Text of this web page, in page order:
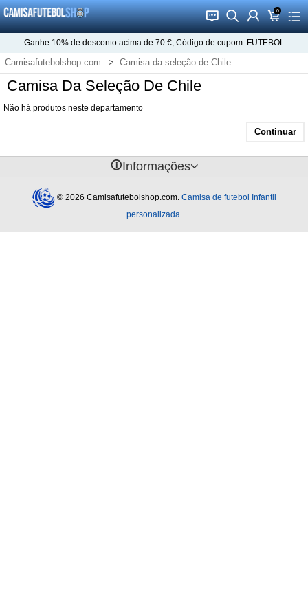
󰂱 󰂨 󰃳 0
󰃦 󰃖
Ganhe 10%de desconto acima de 70 €, Código de cupom: FUTEBOL
Camisafutebolshop.com Camisa da seleção de Chile
Camisa Da Seleção De Chile
Não há produtos neste departamento
Continuar
󰈢Informações
© 2026 Camisafutebolshop.com.Camisa de futebol Infantil
personalizada.